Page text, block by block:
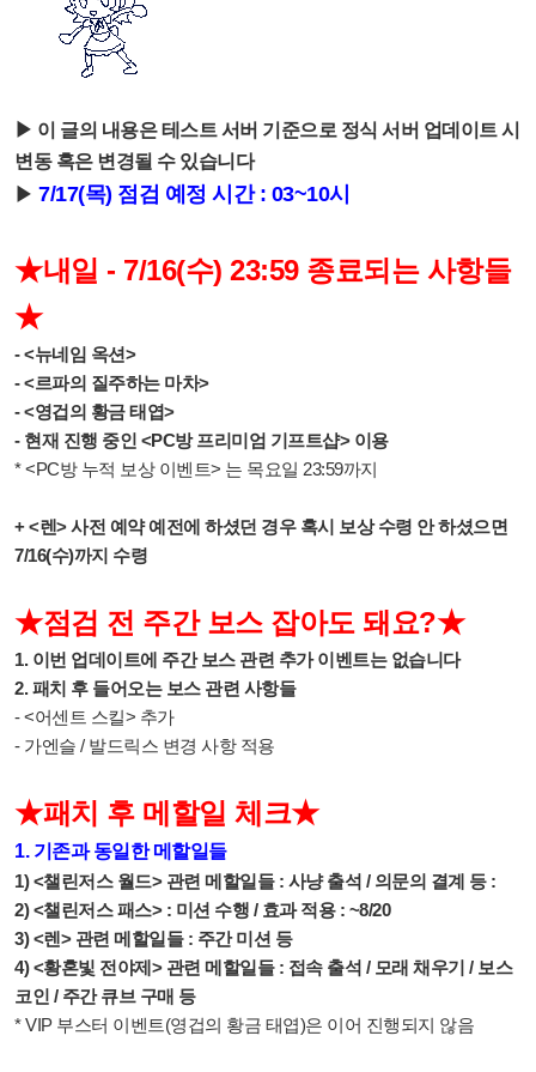
▶ 이 글의 내용은 테스트 서버 기준으로 정식 서버 업데이트 시
변동 혹은 변경될 수 있습니다
▶ 7/17(목) 점검 예정 시간 : 03~10시
★내일 - 7/16(수) 23:59 종료되는 사항들
★
- <뉴네임 옥션>
- <르파의 질주하는 마차>
- <영겁의 황금 태엽>
- 현재 진행 중인 <PC방 프리미엄 기프트샵> 이용
* <PC방 누적 보상 이벤트> 는 목요일 23:59까지
+ <렌> 사전 예약 예전에 하셨던 경우 혹시 보상 수령 안 하셨으면
7/16(수)까지 수령
★점검 전 주간 보스 잡아도 돼요?★
1. 이번 업데이트에 주간 보스 관련 추가 이벤트는 없습니다
2. 패치 후 들어오는 보스 관련 사항들
- <어센트 스킬> 추가
- 가엔슬 / 발드릭스 변경 사항 적용
★패치 후 메할일 체크★
1. 기존과 동일한 메할일들
1) <챌린저스 월드> 관련 메할일들 : 사냥 출석 / 의문의 결계 등 :
2) <챌린저스 패스> : 미션 수행 / 효과 적용 : ~8/20
3) <렌> 관련 메할일들 : 주간 미션 등
4) <황혼빛 전야제> 관련 메할일들 : 접속 출석 / 모래 채우기 / 보스
코인 / 주간 큐브 구매 등
* VIP 부스터 이벤트(영겁의 황금 태엽)은 이어 진행되지 않음